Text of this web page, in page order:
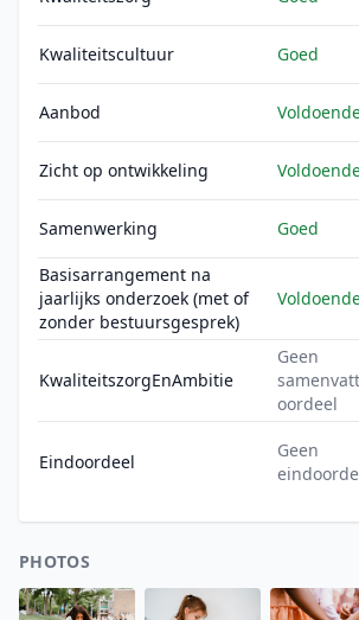
Kwaliteitscultuur Goed
Aanbod
Zicht op ontwikkeling
Samenwerking Goed
Basisarrangement na
jaarlijks onderzoek (met of
zonder bestuursgesprek)
KwaliteitszorgEnAmbitie
Geen
oordeel
Eindoordeel
Geen
PHOTOS